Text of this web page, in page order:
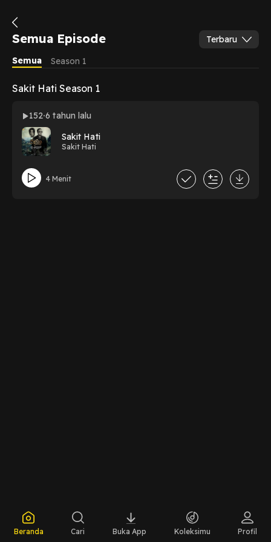
Semua Episode
Terbaru
Semua
Season 1
Sakit Hati Season 1
152 6 tahun lalu
Sakit Hati
Sakit Hati
4 Menit
Beranda Cari Buka App Koleksimu Profil